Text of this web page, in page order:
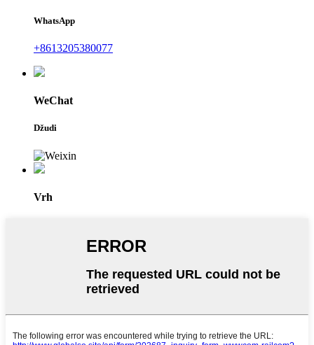
WhatsApp
+8613205380077
WeChat
Džudi
Vrh